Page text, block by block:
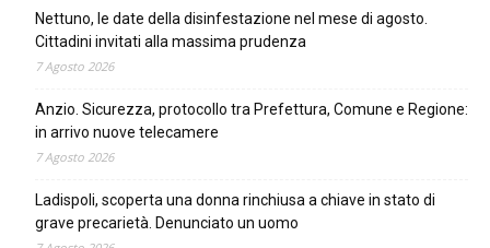
Nettuno, le date della disinfestazione nel mese di agosto.
Cittadini invitati alla massima prudenza
7 Agosto 2026
Anzio. Sicurezza, protocollo tra Prefettura, Comune e Regione:
in arrivo nuove telecamere
7 Agosto 2026
Ladispoli, scoperta una donna rinchiusa a chiave in stato di
grave precarietà. Denunciato un uomo